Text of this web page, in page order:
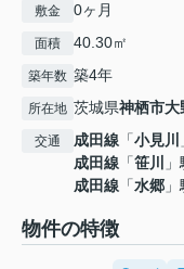
敷金 0ヶ月
面積 40.30㎡
築年数 築4年
所在地 茨城県神栖市大
交通 成田線 「小見川
成田線 「笹川
成田線 「水郷
物件の特徴